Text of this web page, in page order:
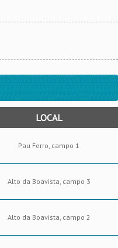
LOCAL
Pau Ferro, campo 1
Alto da Boavista, campo 3
Alto da Boavista, campo 2